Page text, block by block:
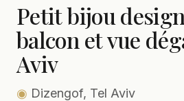
Petit bijou
balcon et vue
Aviv
◉ Dizengof, Tel Aviv